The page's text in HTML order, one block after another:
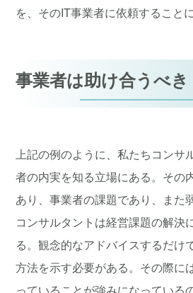
を、そのIT事業者に依頼することに
事業者は助け合うべき
上記の例のように、私たちコンサ
者の内実を知る立場にある。その
あり、事業者の課題であり、また
コンサルタントは経営課題の解決
る。観念的なアドバイスするだけ
方法を示す必要がある。その際に